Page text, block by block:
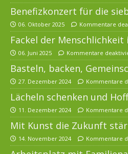
Benefizkonzert für die
06. Oktober 2025 Kommentare
Fackel der Menschlichkeit
06. Juni 2025 Kommentare
Basteln, backen,
27. Dezember 2024 Kommentare
Lächeln schenken und
11. Dezember 2024 Kommentare
Mit Kunst die Zukunft
14. November 2024 Kommentare